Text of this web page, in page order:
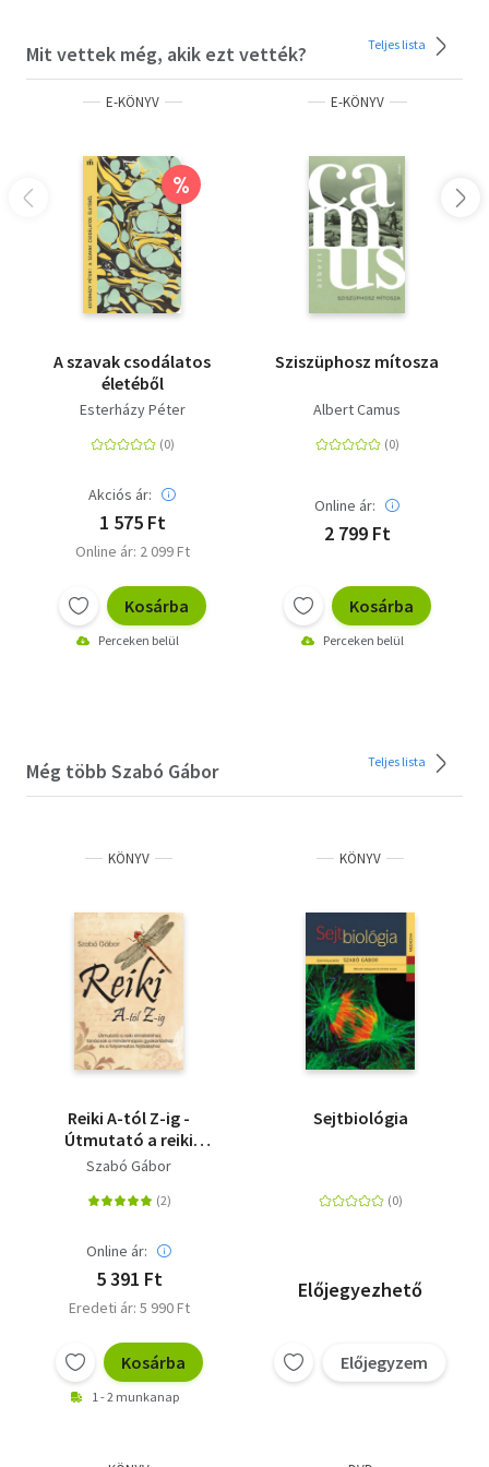
Mit vettek még, akik ezt vették? Teljes lista
E-KÖNYV
%
A szavak csodálatos
életéből
Esterházy Péter
Akciós ár:
1 575 Ft
Online ár: 2 099 Ft
Kosárba
Perceken belül
E-KÖNYV
Sziszüphosz mítosza
Albert Camus
Online ár:
2 799 Ft
Kosárba
Perceken belül
Még több Szabó Gábor Teljes lista
KÖNYV
Reiki A-tól Z-ig -
Útmutató a reiki
elméletéhez, tanácsok
gyakorláshoz és a
fejlődéshez
Szabó Gábor
Online ár:
5 391 Ft
Eredeti ár: 5 990 Ft
Kosárba
1 - 2 munkanap
KÖNYV
Sejtbiológia
Előjegyezhető
Előjegyzem